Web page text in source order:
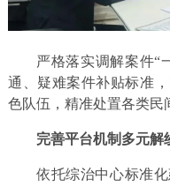
严格落实调解案件“
通、疑难案件补贴标准
色队伍，精准处置各类民
完善平台机制多元解
依托综治中心标准